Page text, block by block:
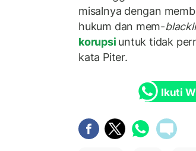
misalnya dengan
hukum dan mem-
korupsi untuk tidak
kata Piter.
Ikuti